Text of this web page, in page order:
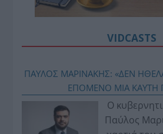
VIDCASTS
ΠΑΥΛΟΣ ΜΑΡΙΝΑΚΗΣ: «ΔΕΝ
ΕΠΟΜΕΝΟ ΜΙΑ ΚΑΥΤΗ
Ο
Παύλος